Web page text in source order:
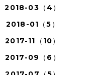
2018-03（4）
2018-01（5）
2017-11（10）
2017-09（6）